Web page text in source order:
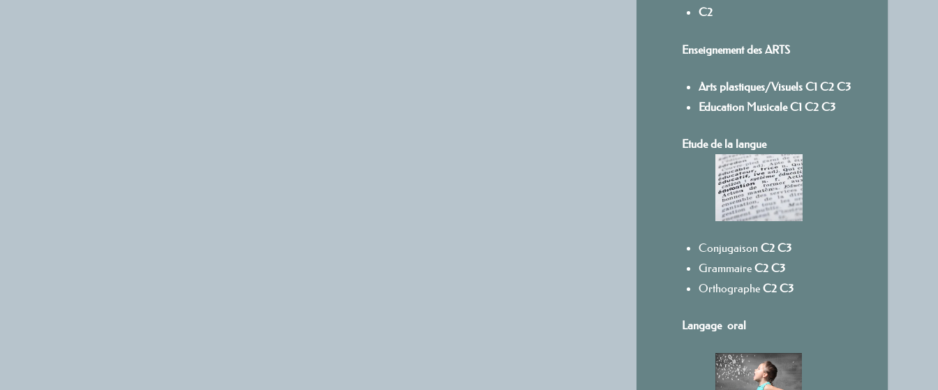
C2
Enseignement des ARTS
Arts plastiques/Visuels C1 C2 C3
Education Musicale C1 C2 C3
Etude de la langue
Conjugaison C2 C3
GrammaireC2 C3
Orthographe C2 C3
Langage oral